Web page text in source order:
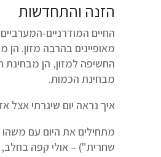
הזנה והתחדשות
מאופיינים בהרבה מזון.
החשיפה למזון, הן מבחינת
מבחינת הכמות.
איך נראה יום שיגרתי אצל
מתחילים את היום עם
שחרית") – אולי קפה